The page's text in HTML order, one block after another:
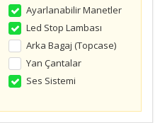
Ayarlanabilir Manetler
Led Stop Lambası
Arka Bagaj (Topcase)
Yan Çantalar
Ses Sistemi